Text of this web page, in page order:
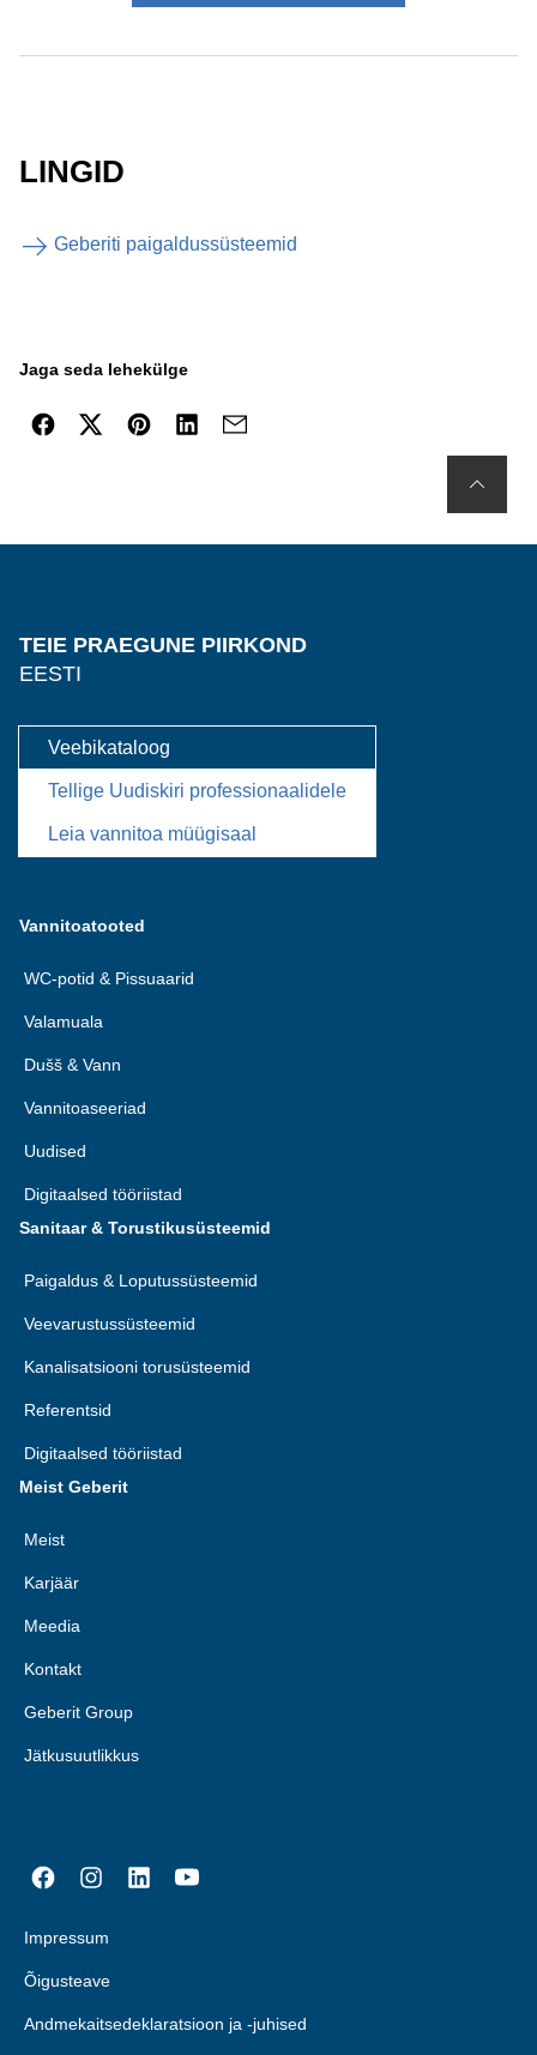
LINGID
Geberiti paigaldussüsteemid
Jaga seda lehekülge
TEIE PRAEGUNE PIIRKOND
EESTI
Veebikataloog
Tellige Uudiskiri professionaalidele
Leia vannitoa müügisaal
Vannitoatooted
WC-potid & Pissuaarid
Valamuala
Dušš & Vann
Vannitoaseeriad
Uudised
Digitaalsed tööriistad
Sanitaar & Torustikusüsteemid
Paigaldus & Loputussüsteemid
Veevarustussüsteemid
Kanalisatsiooni torusüsteemid
Referentsid
Digitaalsed tööriistad
Meist Geberit
Meist
Karjäär
Meedia
Kontakt
Geberit Group
Jätkusuutlikkus
Impressum
Õigusteave
Andmekaitsedeklaratsioon ja -juhised